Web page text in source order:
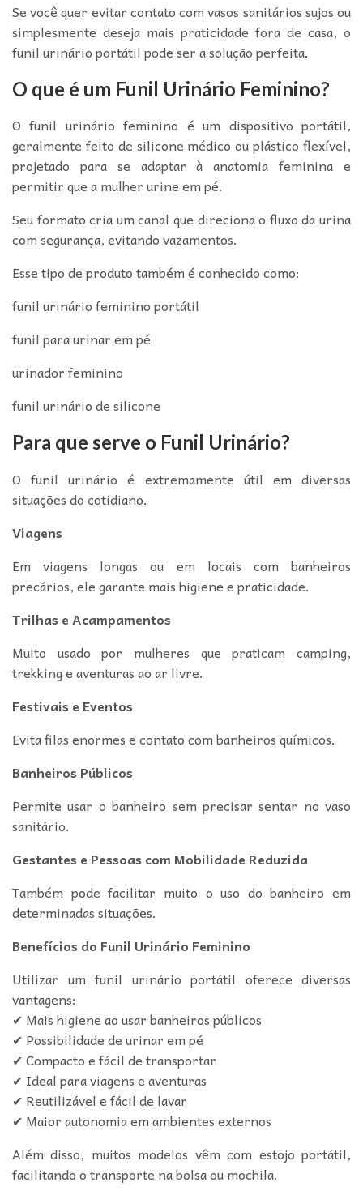
Se você quer evitar contato com vasos sanitários sujos ou
simplesmente deseja mais praticidade fora de casa, o
funil urinário portátil pode ser a solução perfeita.
O que é um Funil Urinário Feminino?
O funil urinário feminino é um dispositivo portátil,
geralmente feito de silicone médico ou plástico flexível,
projetado para se adaptar à anatomia feminina e
permitir que a mulher urine em pé.
Seu formato cria um canal que direciona o fluxo da urina
com segurança, evitando vazamentos.
Esse tipo de produto também é conhecido como:
funil urinário feminino portátil
funil para urinar em pé
urinador feminino
funil urinário de silicone
Para que serve o Funil Urinário?
O funil urinário é extremamente útil em diversas
situações do cotidiano.
Viagens
Em viagens longas ou em locais com banheiros
precários, ele garante mais higiene e praticidade.
Trilhas e Acampamentos
Muito usado por mulheres que praticam camping,
trekking e aventuras ao ar livre.
Festivais e Eventos
Evita filas enormes e contato com banheiros químicos.
Banheiros Públicos
Permite usar o banheiro sem precisar sentar no vaso
sanitário.
Gestantes e Pessoas com Mobilidade Reduzida
Também pode facilitar muito o uso do banheiro em
determinadas situações.
Benefícios do Funil Urinário Feminino
Utilizar um funil urinário portátil oferece diversas
vantagens:
✔ Mais higiene ao usar banheiros públicos
✔ Possibilidade de urinar em pé
✔ Compacto e fácil de transportar
✔ Ideal para viagens e aventuras
✔ Reutilizável e fácil de lavar
✔ Maior autonomia em ambientes externos
Além disso, muitos modelos vêm com estojo portátil,
facilitando o transporte na bolsa ou mochila.